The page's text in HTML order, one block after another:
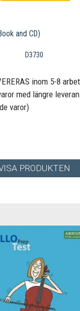
and CD)
D3730
inom 5-8
med längre
varor)
PRODUKTEN